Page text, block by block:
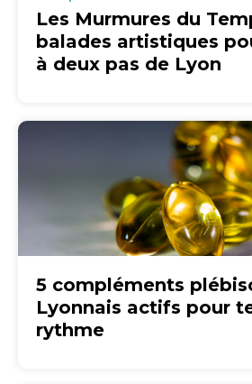
Les Murmures du
balades artistiques
à deux pas de Lyon
5 compléments
Lyonnais actifs pour
rythme